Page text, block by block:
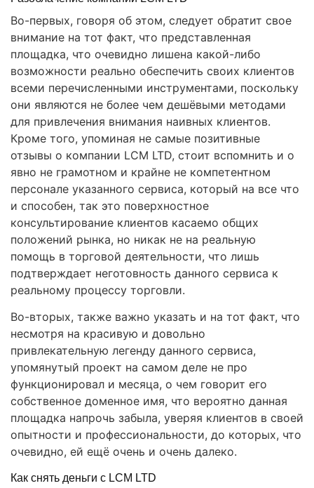
Во-первых, говоря об этом, следует обратит свое
внимание на тот факт, что представленная
площадка, что очевидно лишена какой-либо
возможности реально обеспечить своих клиентов
всеми перечисленными инструментами, поскольку
они являются не более чем дешёвыми методами
для привлечения внимания наивных клиентов.
Кроме того, упоминая не самые позитивные
отзывы о компании LCM LTD, стоит вспомнить и о
явно не грамотном и крайне не компетентном
персонале указанного сервиса, который на все что
и способен, так это поверхностное
консультирование клиентов касаемо общих
положений рынка, но никак не на реальную
помощь в торговой деятельности, что лишь
подтверждает неготовность данного сервиса к
реальному процессу торговли.
Во-вторых, также важно указать и на тот факт, что
несмотря на красивую и довольно
привлекательную легенду данного сервиса,
упомянутый проект на самом деле не про
функционировал и месяца, о чем говорит его
собственное доменное имя, что вероятно данная
площадка напрочь забыла, уверяя клиентов в своей
опытности и профессиональности, до которых, что
очевидно, ей ещё очень и очень далеко.
Как снять деньги с LCM LTD